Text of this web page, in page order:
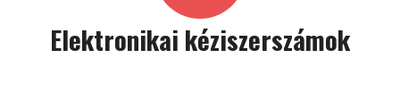
Elektronikai kéziszerszámok